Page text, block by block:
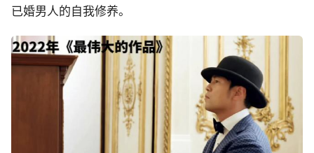
已婚男人的自我修养。